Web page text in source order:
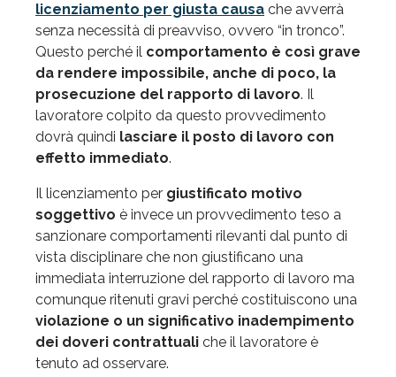
licenziamento per giusta causa che avverrà
senza necessità di preavviso, ovvero “in tronco”.
Questo perché il comportamento è così grave
da rendere impossibile, anche di poco, la
prosecuzione del rapporto di lavoro. Il
lavoratore colpito da questo provvedimento
dovrà quindi lasciare il posto di lavoro con
effetto immediato.
Il licenziamento per giustificato motivo
soggettivo è invece un provvedimento teso a
sanzionare comportamenti rilevanti dal punto di
vista disciplinare che non giustificano una
immediata interruzione del rapporto di lavoro ma
comunque ritenuti gravi perché costituiscono una
violazione o un significativo inadempimento
dei doveri contrattuali che il lavoratore è
tenuto ad osservare.